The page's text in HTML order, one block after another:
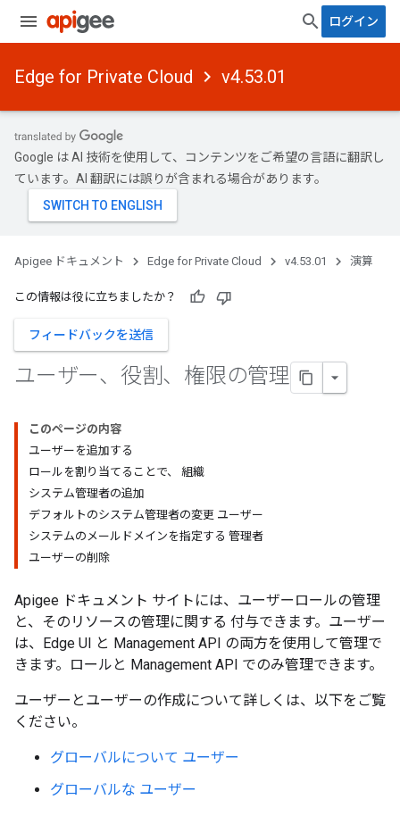
ログイン
Edge for Private Cloud v4.53.01
Google は AI 技術を使用して、コンテンツをご希望の言語に翻訳し
ています。AI 翻訳には誤りが含まれる場合があります。
Apigee ドキュメント Edge for Private Cloud v4.53.01 演算
この情報は役に立ちましたか？
フィードバックを送信
ユーザー、役割、権限の管理
このページの内容
ユーザーを追加する
ロールを割り当てることで、 組織
システム管理者の追加
デフォルトのシステム管理者の変更 ユーザー
システムのメールドメインを指定する 管理者
ユーザーの削除
Apigee ドキュメント サイトには、ユーザーロールの管理
と、そのリソースの管理に関する 付与できます。ユーザー
は、Edge UI と Management API の両方を使用して管理で
きます。ロールと Management API でのみ管理できます。
ユーザーとユーザーの作成について詳しくは、以下をご覧
ください。
グローバルについて ユーザー
グローバルな ユーザー